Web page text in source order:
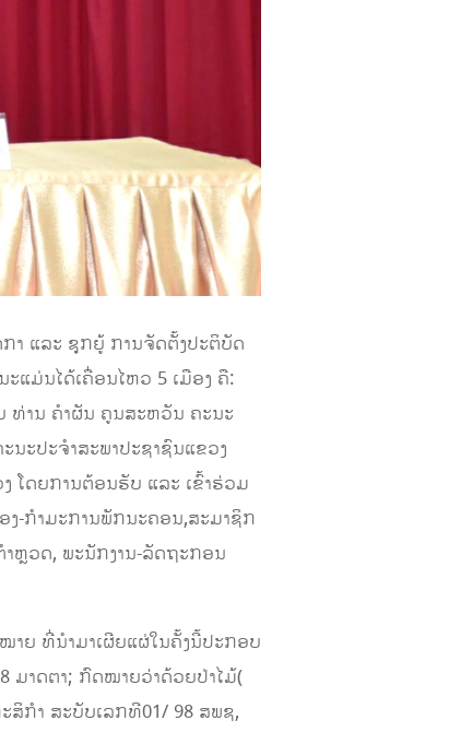
າ ແລະ ຊຸກຍູ້ ການຈັດຕັ້ງປະຕິບັດ
ແມ່ນໄດ້ເຄື່ອນໄຫວ 5 ເມືອງ ຄື:
ທ່ານ ຄຳຜັນ ຄູນສະຫວັນ ຄະນະ
ະປະຈຳສະພາປະຊາຊົນແຂວງ
ໂດຍການຕ້ອນຮັບ ແລະ ເຂົ້າຮ່ວມ
ງ-ກຳມະການພັກນະຄອນ,ສະມາຊິກ
ຳຫຼວດ, ພະນັກງານ-ລັດຖະກອນ
ຍ ທີ່ນຳມາເຜີຍແຜ່ໃນຄັ້ງນີ້ປະກອບ
ມາດຕາ; ກົດໝາຍວ່າດ້ວຍປ່າໄມ້(
ສິກຳ ສະບັບເລກທີ01/ 98 ສພຊ,